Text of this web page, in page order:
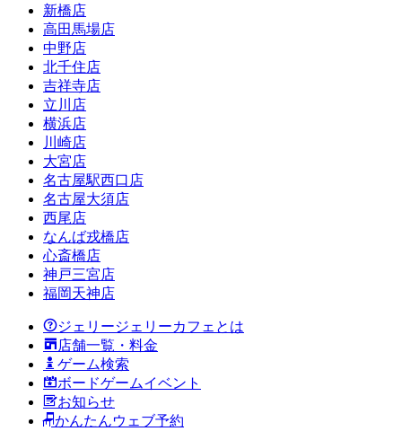
新橋店
高田馬場店
中野店
北千住店
吉祥寺店
立川店
横浜店
川崎店
大宮店
名古屋駅西口店
名古屋大須店
西尾店
なんば戎橋店
心斎橋店
神戸三宮店
福岡天神店
ジェリージェリーカフェとは
店舗一覧・料金
ゲーム検索
ボードゲームイベント
お知らせ
かんたんウェブ予約